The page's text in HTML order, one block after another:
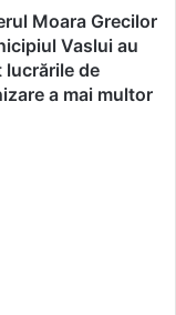
Moara Grecilor
Vaslui au
lucrările de
a mai multor